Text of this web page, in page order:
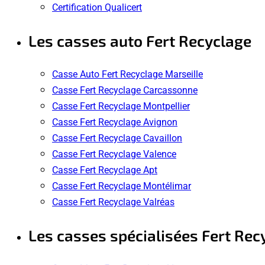
Certification Qualicert
Les casses auto Fert Recyclage
Casse Auto Fert Recyclage Marseille
Casse Fert Recyclage Carcassonne
Casse Fert Recyclage Montpellier
Casse Fert Recyclage Avignon
Casse Fert Recyclage Cavaillon
Casse Fert Recyclage Valence
Casse Fert Recyclage Apt
Casse Fert Recyclage Montélimar
Casse Fert Recyclage Valréas
Les casses spécialisées Fert